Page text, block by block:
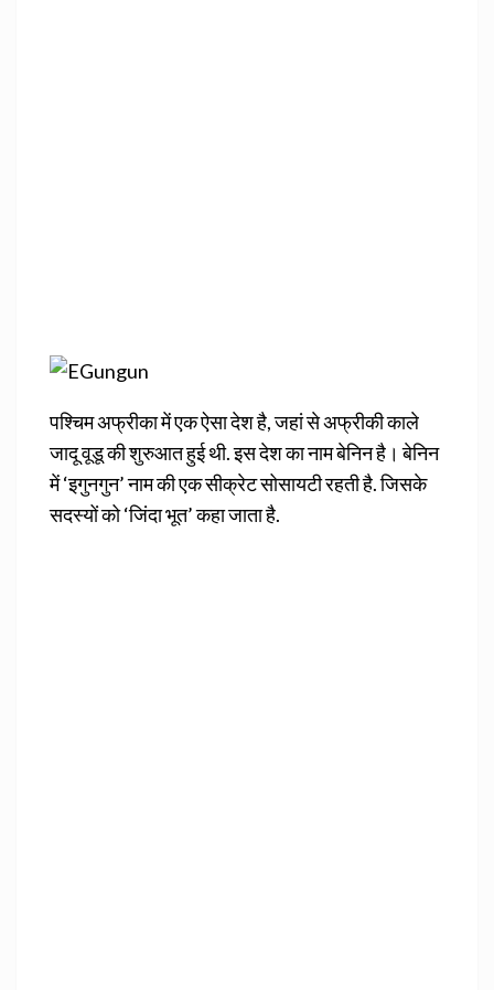
पश्चिम अफ्रीका में एक ऐसा देश है, जहां से अफ्रीकी काले
जादू वूडू की शुरुआत हुई थी. इस देश का नाम बेनिन है। बेनिन
में ‘इगुनगुन’ नाम की एक सीक्रेट सोसायटी रहती है. जिसके
सदस्यों को ‘जिंदा भूत’ कहा जाता है.